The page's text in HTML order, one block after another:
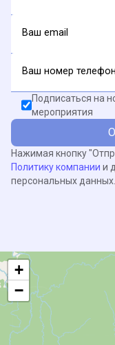
Ваш email
Ваш номер
Подписаться на
мероприятия
Нажимая кнопку
Политику компании и
персональных данных.
+
−